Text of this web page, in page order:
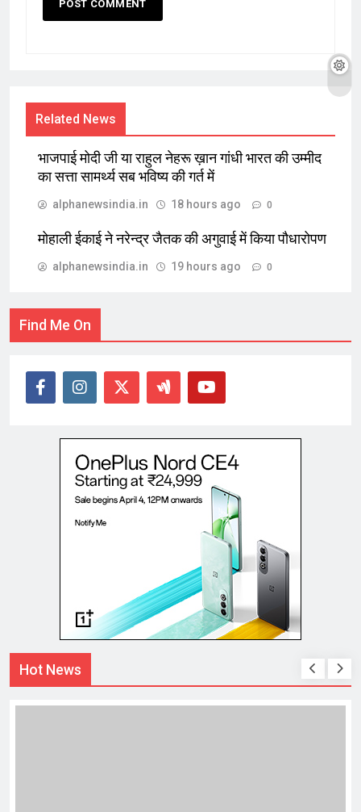
Related News
भाजपाई मोदी जी या राहुल नेहरू ख़ान गांधी भारत की उम्मीद
का सत्ता सामर्थ्य सब भविष्य की गर्त में
alphanewsindia.in 18 hours ago 0
मोहाली ईकाई ने नरेन्द्र जैतक की अगुवाई में किया पौधारोपण
alphanewsindia.in 19 hours ago 0
Find Me On
Hot News